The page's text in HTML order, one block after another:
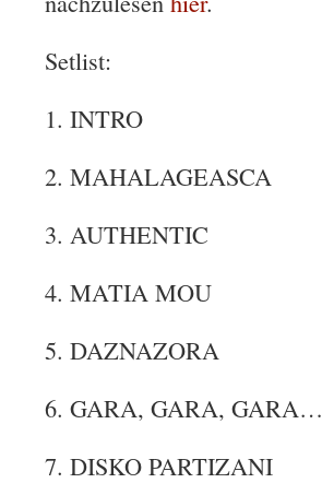
Setlist:
1. INTRO
2. MAHALAGEASCA
3. AUTHENTIC
4. MATIA MOU
5. DAZNAZORA
6. GARA, GARA, GARA…
7. DISKO PARTIZANI